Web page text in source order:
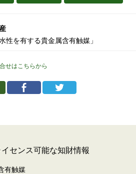
を有する貴金属含有触媒」
せはこちらから
センス可能な知財情報
有触媒